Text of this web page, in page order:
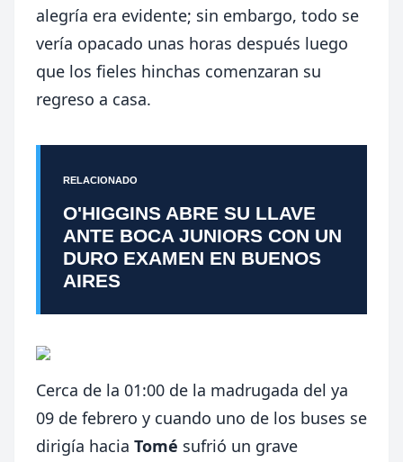
alegría era evidente; sin embargo, todo se
vería opacado unas horas después luego
que los fieles hinchas comenzaran su
regreso a casa.
RELACIONADO
O'HIGGINS ABRE SU LLAVE
ANTE BOCA JUNIORS CON UN
DURO EXAMEN EN BUENOS
AIRES
Cerca de la 01:00 de la madrugada del ya
09 de febrero y cuando uno de los buses se
dirigía hacia Tomé sufrió un grave